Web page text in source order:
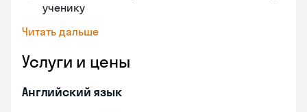
ученику
Читать дальше
Услуги и цены
Английский язык